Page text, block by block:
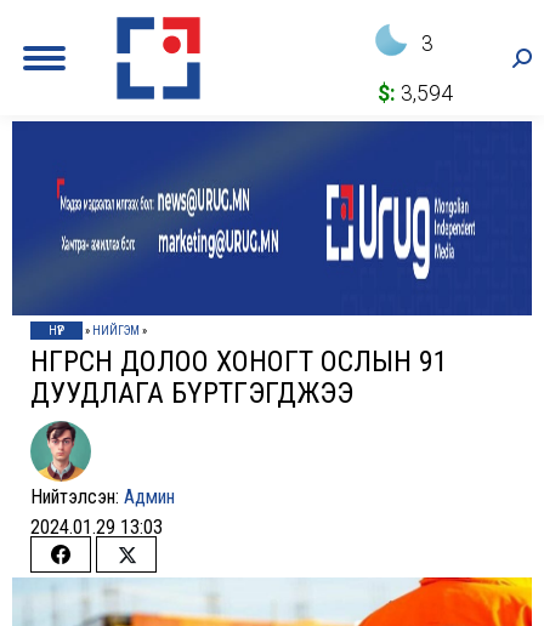
3
$: 3,594
НҮҮР » НИЙГЭМ »
ӨНГӨРСӨН ДОЛОО ХОНОГТ ОСЛЫН 91
ДУУДЛАГА БҮРТГЭГДЖЭЭ
Нийтэлсэн: Админ
2024.01.29 13:03
Share
Share
on